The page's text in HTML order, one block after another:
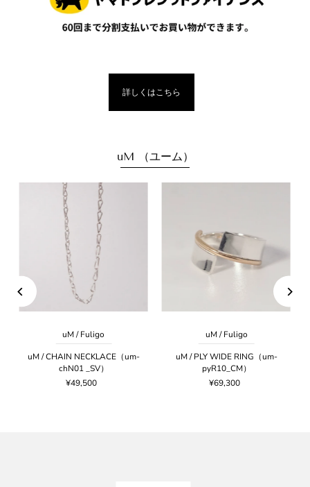
詳しくはこちら
uM （ユーム）
uM / Fuligo
uM / CHAIN NECKLACE（um-
chN01 _SV）
¥49,500
uM / Fuligo
uM / PLY WIDE RING（um-
pyR10_CM）
¥69,300